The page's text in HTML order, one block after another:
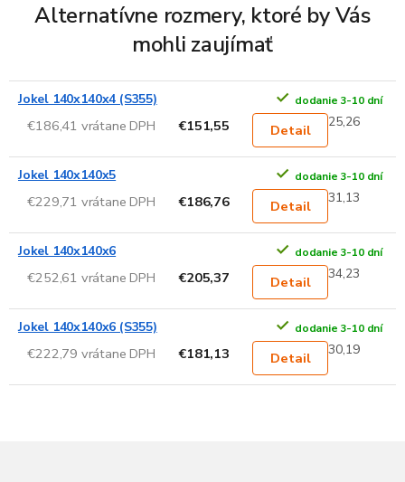
Alternatívne rozmery, ktoré by Vás
mohli zaujímať
Jokel 140x140x4 (S355) dodanie 3-10 dní
€186,41 vrátane DPH €151,55 Detail 25,26
Jokel 140x140x5 dodanie 3-10 dní
€229,71 vrátane DPH €186,76 Detail 31,13
Jokel 140x140x6 dodanie 3-10 dní
€252,61 vrátane DPH €205,37 Detail 34,23
Jokel 140x140x6 (S355) dodanie 3-10 dní
€222,79 vrátane DPH €181,13 Detail 30,19